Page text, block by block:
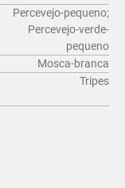
Percevejo-pequeno;
Percevejo-verde-
pequeno
Mosca-branca
Tripes